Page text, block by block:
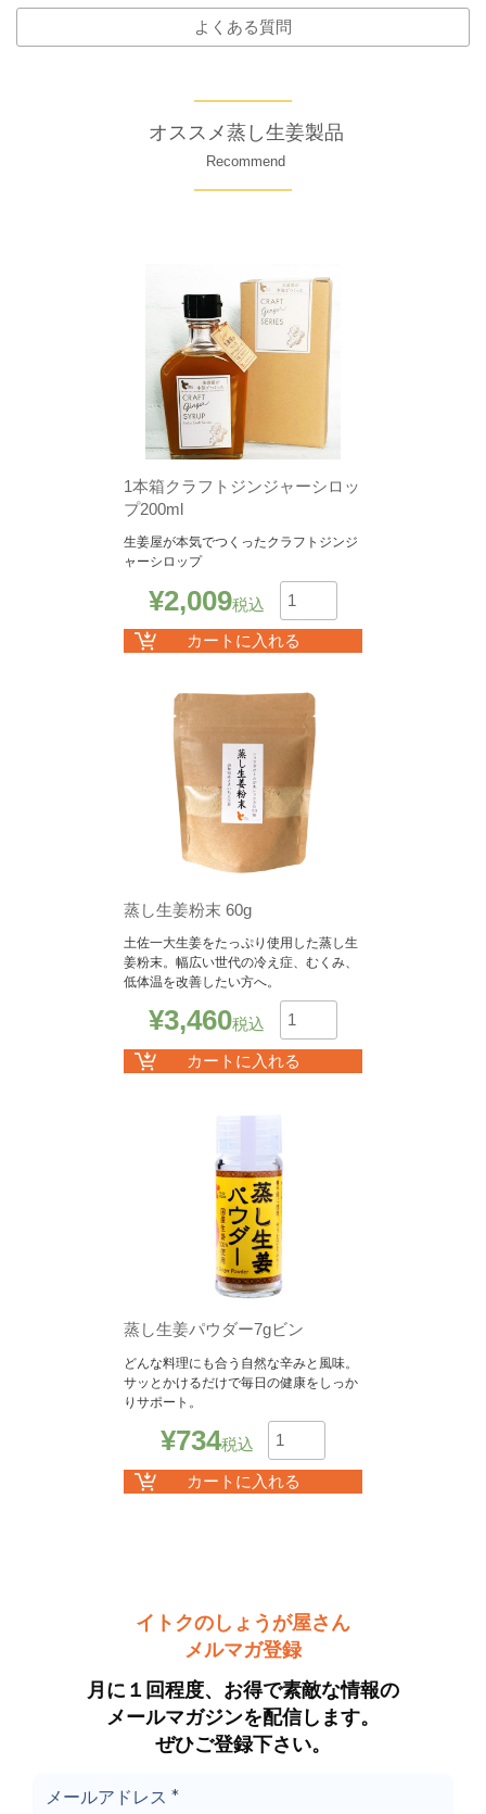
よくある質問
オススメ蒸し生姜製品
Recommend
1本箱クラフトジンジャーシロッ
プ200ml
生姜屋が本気でつくったクラフトジンジ
ャーシロップ
¥2,009税込
数
カートに入れる
蒸し生姜粉末 60g
土佐一大生姜をたっぷり使用した蒸し生
姜粉末。幅広い世代の冷え症、むくみ、
低体温を改善したい方へ。
¥3,460税込
数
カートに入れる
蒸し生姜パウダー7gビン
どんな料理にも合う自然な辛みと風味。
サッとかけるだけで毎日の健康をしっか
りサポート。
¥734税込
数
カートに入れる
イトクのしょうが屋さん
メルマガ登録
月に１回程度、お得で素敵な情報の
メールマガジンを配信します。
ぜひご登録下さい。